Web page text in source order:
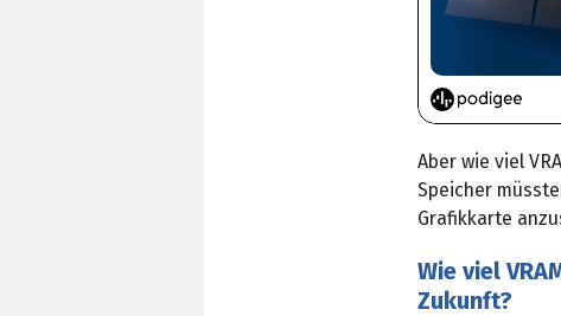
Aber wie viel
Speicher
Grafikkarte
Wie viel
Zukunft?